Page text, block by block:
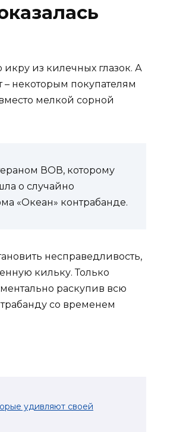
из килечных глазок. А
– некоторым покупателям
мелкой сорной
ВОВ, которому
о случайно
«Океан» контрабанде.
несправедливость,
кильку. Только
раскупив всю
со временем
удивляют своей